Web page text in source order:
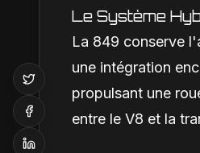
Le Système
La 849 conserve
une intégration
propulsant une
entre le V8 et la